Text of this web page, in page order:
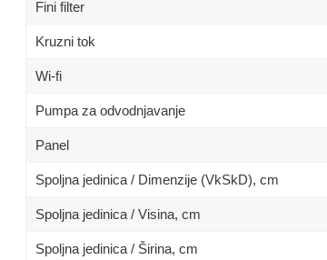
Fini filter
Kruzni tok
Wi-fi
Pumpa za odvodnjavanje
Panel
Spoljna jedinica / Dimenzije (VkSkD), сm
Spoljna jedinica / Visina, сm
Spoljna jedinica / Širina, сm